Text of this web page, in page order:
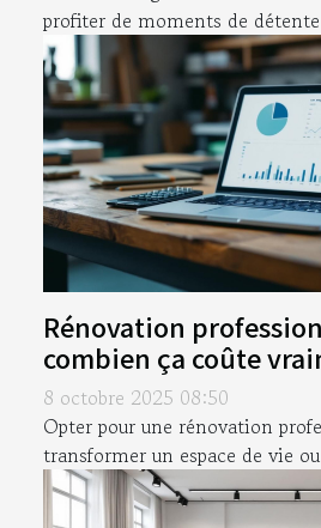
profiter de moments de
Rénovation
combien ça coûte
8 octobre 2025 08:50
Opter pour une rénovation
transformer un espace de vie